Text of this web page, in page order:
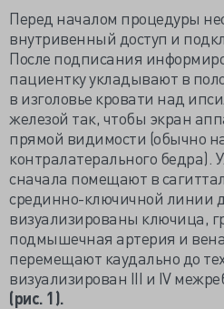
Перед началом процедуры
внутривенный доступ и
После подписания
пациентку укладывают в
в изголовье кровати над
железой так, чтобы экран
прямой видимости (обычно
контралатерального бедра).
сначала помещают в
срединно-ключичной линии
визуализированы ключица,
подмышечная артерия и
перемещают каудально до
визуализирован III и IV
(рис. 1).